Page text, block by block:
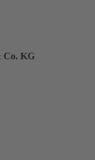
Co. KG